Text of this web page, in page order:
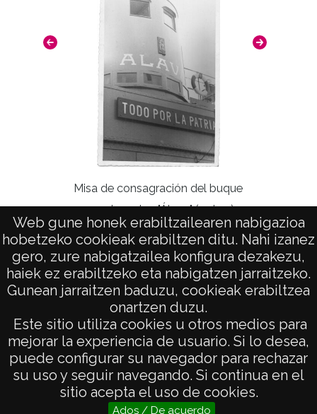
Web gune honek erabiltzailearen nabigazioa
hobetzeko cookieak erabiltzen ditu. Nahi izanez
gero, zure nabigatzailea konfigura dezakezu,
haiek ez erabiltzeko eta nabigatzen jarraitzeko.
Gunean jarraitzen baduzu, cookieak erabiltzea
onartzen duzu.
Este sitio utiliza cookies u otros medios para
mejorar la experiencia de usuario. Si lo desea,
puede configurar su navegador para rechazar
su uso y seguir navegando. Si continua en el
sitio acepta el uso de cookies.
Ados / De acuerdo
Misa de consagración del buque
guardacostas "Álava" (2 de 2)
AVISO LEGAL
POLÍTICA DE PRIVACIDAD
ACCESIBILIDAD
ATENCIÓN CIUDADANA